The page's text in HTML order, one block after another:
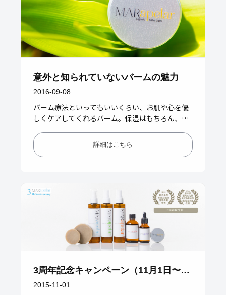
意外と知られていないバームの魅力
2016-09-08
バーム療法といってもいいくらい、お肌や心を優
しくケアしてくれるバーム。保湿はもちろん、メ
える優れもの。バームの魅力に…
詳細はこちら
3周年記念キャンペーン（11月1日〜11
月30日まで）
2015-11-01